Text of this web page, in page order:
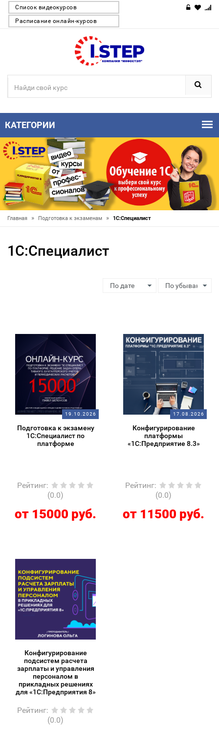
Список видеокурсов
Расписание онлайн-курсов
КАТЕГОРИИ
Главная » Подготовка к экзаменам » 1С:Специалист
1С:Специалист
19.10.2026
Подготовка к экзамену
1С:Специалист по
платформе
Рейтинг:
(0.0)
от 15000 руб.
17.08.2026
Конфигурирование
платформы
«1С:Предприятие 8.3»
Рейтинг:
(0.0)
от 11500 руб.
Конфигурирование
подсистем расчета
зарплаты и управления
персоналом в
прикладных решениях
для «1С:Предприятия 8»
Рейтинг:
(0.0)